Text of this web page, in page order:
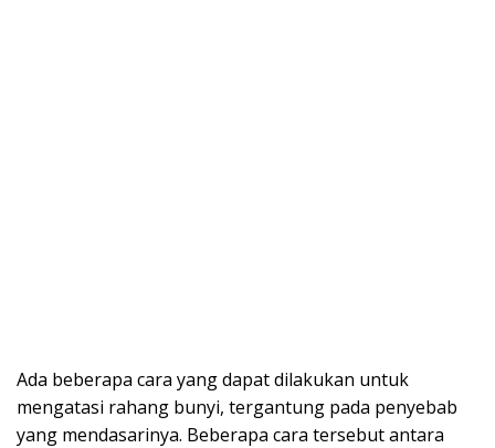
Ada beberapa cara yang dapat dilakukan untuk
mengatasi rahang bunyi, tergantung pada penyebab
yang mendasarinya. Beberapa cara tersebut antara